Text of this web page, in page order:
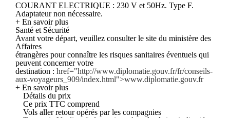
COURANT ELECTRIQUE : 230 V et 50Hz. Type F.
Adaptateur non nécessaire.
+ En savoir plus
Santé et Sécurité
Avant votre départ, veuillez consulter le site du ministère des
Affaires
étrangères pour connaître les risques sanitaires éventuels qui
peuvent concerner votre
destination : href="http://www.diplomatie.gouv.fr/fr/conseils-
aux-voyageurs_909/index.html">www.diplomatie.gouv.fr
+ En savoir plus
Détails du prix
Ce prix TTC comprend
Vols aller retour opérés par les compagnies